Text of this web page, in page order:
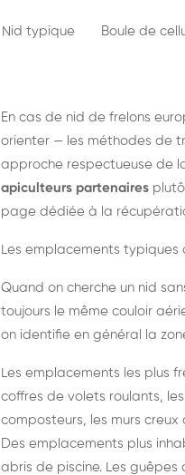
Nid typique Boule de
En cas de nid de frelons
orienter — les méthodes de
approche respectueuse de
apiculteurs partenaires
page dédiée à la
Les emplacements typiques
Quand on cherche un nid
toujours le même couloir
on identifie en général la
Les emplacements les plus
coffres de volets roulants,
composteurs, les murs
Des emplacements plus
abris de piscine. Les